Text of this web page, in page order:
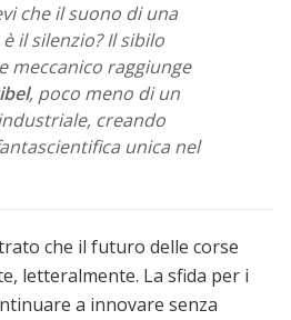
che il suono di una
il silenzio? Il sibilo
meccanico raggiunge
, poco meno di un
creando
unica nel
che il futuro delle corse
letteralmente. La sfida per i
a innovare senza